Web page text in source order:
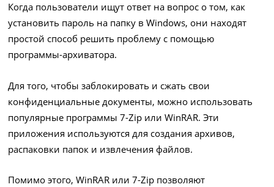
Когда пользователи ищут ответ на вопрос о том, как
установить пароль на папку в Windows, они находят
простой способ решить проблему с помощью
программы-архиватора.
Для того, чтобы заблокировать и сжать свои
конфиденциальные документы, можно использовать
популярные программы 7-Zip или WinRAR. Эти
приложения используются для создания архивов,
распаковки папок и извлечения файлов.
Помимо этого, WinRAR или 7-Zip позволяют